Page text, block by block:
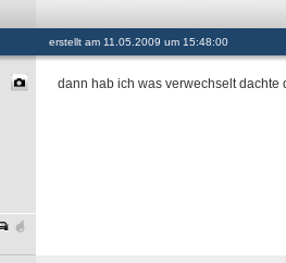
erstellt am 11.05.2009 um 15:48:00
dann hab ich was verwechselt dachte